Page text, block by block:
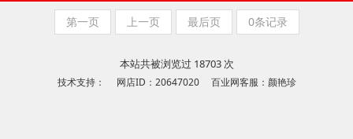
第一页 上一页 最后页 0条记录
本站共被浏览过 18703 次
技术支持： 网店ID：20647020 百业网客服：颜艳珍